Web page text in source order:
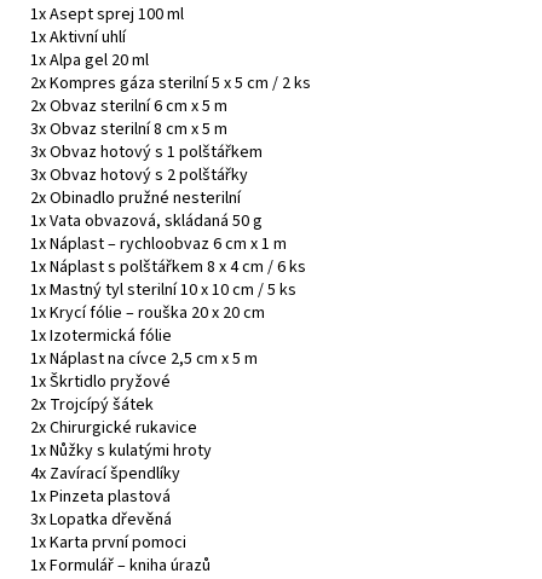
1x Asept sprej 100 ml
1x Aktivní uhlí
1x Alpa gel 20 ml
2x Kompres gáza sterilní 5 x 5 cm / 2 ks
2x Obvaz sterilní 6 cm x 5 m
3x Obvaz sterilní 8 cm x 5 m
3x Obvaz hotový s 1 polštářkem
3x Obvaz hotový s 2 polštářky
2x Obinadlo pružné nesterilní
1x Vata obvazová, skládaná 50 g
1x Náplast – rychloobvaz 6 cm x 1 m
1x Náplast s polštářkem 8 x 4 cm / 6 ks
1x Mastný tyl sterilní 10 x 10 cm / 5 ks
1x Krycí fólie – rouška 20 x 20 cm
1x Izotermická fólie
1x Náplast na cívce 2,5 cm x 5 m
1x Škrtidlo pryžové
2x Trojcípý šátek
2x Chirurgické rukavice
1x Nůžky s kulatými hroty
4x Zavírací špendlíky
1x Pinzeta plastová
3x Lopatka dřevěná
1x Karta první pomoci
1x Formulář – kniha úrazů